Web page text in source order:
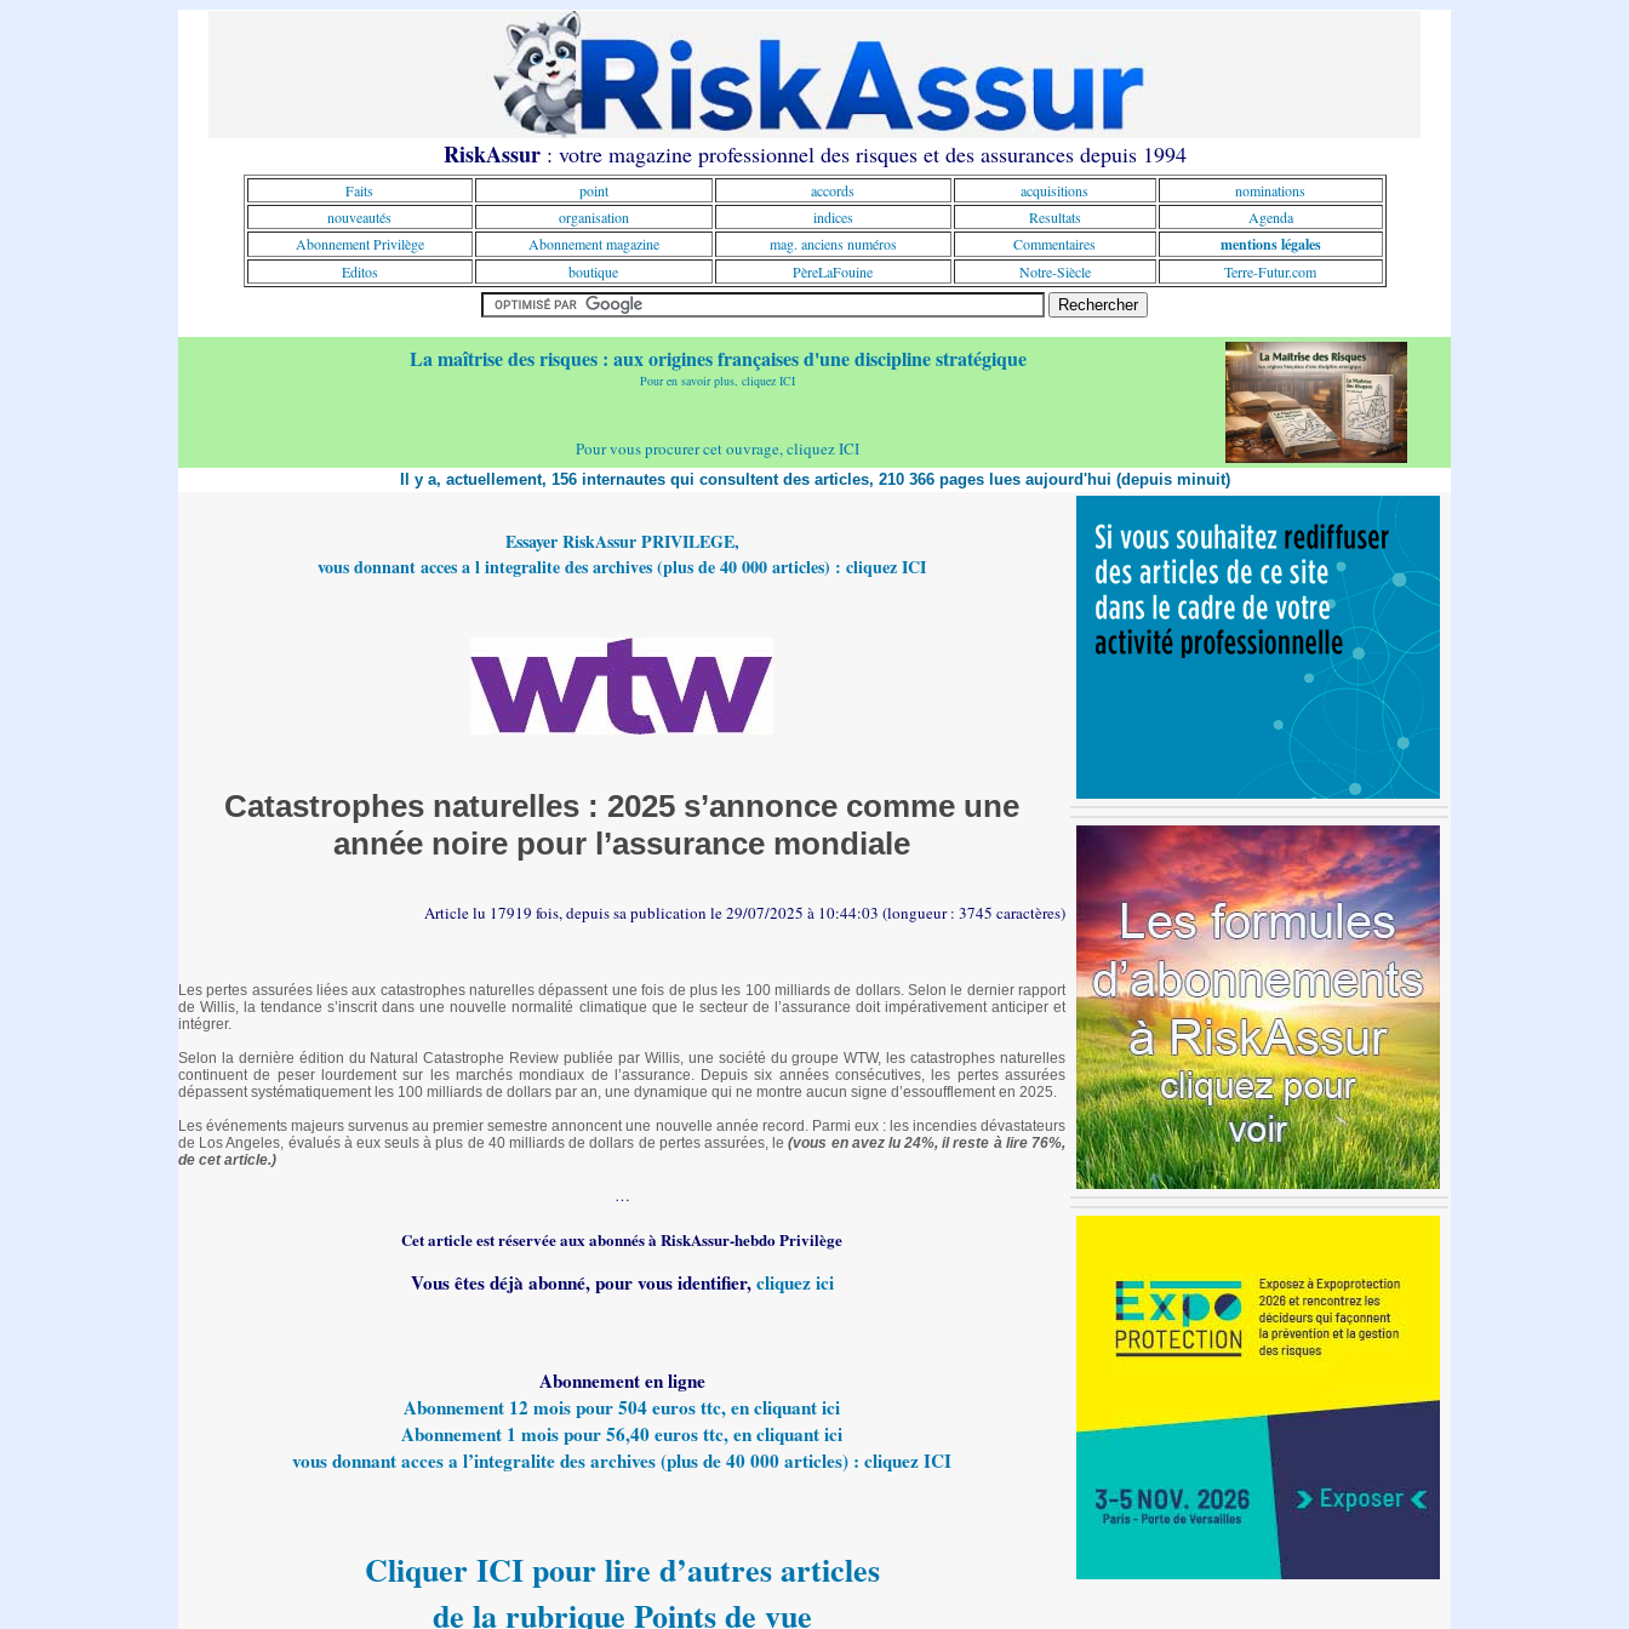
RiskAssur: votre magazine professionnel des risques et des assurances depuis 1994
Faits point accords acquisitions
nominations
nouveautés
organisation indices Resultats
Agenda
Abonnement Privilège
Abonnement magazine mag. anciens numéros Commentaires mentions légales
Editos boutique PèreLaFouine Notre-Siècle Terre-Futur.com
La maîtrise des risques : aux origines françaises d'une discipline stratégique
Pour en savoir plus, cliquez ICI
Pour vous procurer cet ouvrage, cliquez ICI
Il y a, actuellement, 156 internautes qui consultent des articles, 210 366 pages lues aujourd'hui (depuis minuit)
Essayer RiskAssur PRIVILEGE,
vous donnant acces a l integralite des archives (plus de 40 000 articles) : cliquez ICI
Catastrophes naturelles : 2025 s’annonce comme une
année noire pour l’assurance mondiale
Article lu 17919 fois, depuis sa publication le 29/07/2025 à 10:44:03 (longueur : 3745 caractères)
Les pertes assurées liées aux catastrophes naturelles dépassent une fois de plus les 100 milliards de dollars. Selon le dernier rapport
de Willis, la tendance s’inscrit dans une nouvelle normalité climatique que le secteur de l’assurance doit impérativement anticiper et
intégrer.
Selon la dernière édition du Natural Catastrophe Review publiée par Willis, une société du groupe WTW, les catastrophes naturelles
continuent de peser lourdement sur les marchés mondiaux de l’assurance. Depuis six années consécutives, les pertes assurées
dépassent systématiquement les 100 milliards de dollars par an, une dynamique qui ne montre aucun signe d’essoufflement en 2025.
Les événements majeurs survenus au premier semestre annoncent une nouvelle année record. Parmi eux : les incendies dévastateurs
de Los Angeles, évalués à eux seuls à plus de 40 milliards de dollars de pertes assurées, le(vous en avez lu 24%, il reste à lire 76%,
de cet article.)
…
Cet article est réservée aux abonnés à RiskAssur-hebdo Privilège
Vous êtes déjà abonné, pour vous identifier,cliquez ici
Abonnement en ligne
Abonnement 12 mois pour 504 euros ttc, en cliquant ici
Abonnement 1 mois pour 56,40 euros ttc, en cliquant ici
vous donnant acces a l’integralite des archives (plus de 40 000 articles) : cliquez ICI
Cliquer ICI pour lire d’autres articles
de la rubrique Points de vue